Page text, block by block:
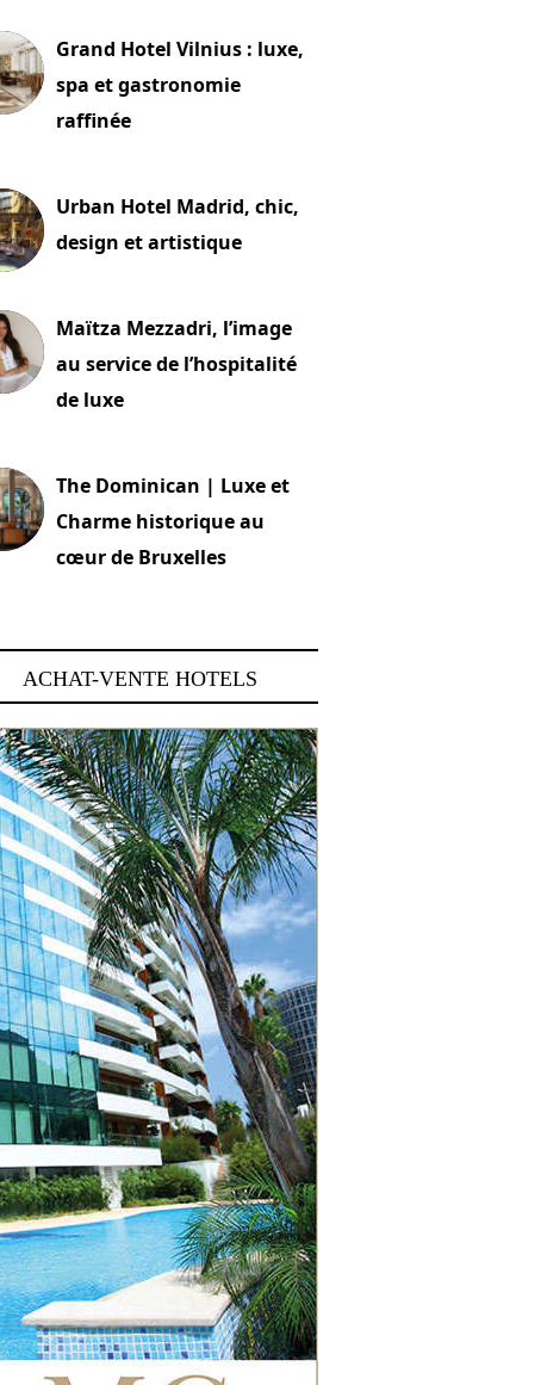
Grand Hotel Vilnius : luxe,
spa et gastronomie
raffinée
Urban Hotel Madrid, chic,
design et artistique
Maïtza Mezzadri, l’image
au service de l’hospitalité
de luxe
The Dominican | Luxe et
Charme historique au
cœur de Bruxelles
ACHAT-VENTE HOTELS